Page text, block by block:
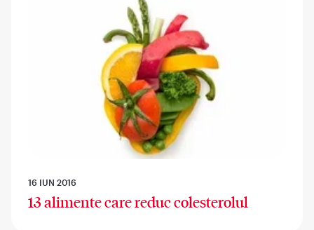
16 IUN 2016
13 alimente care reduc colesterolul